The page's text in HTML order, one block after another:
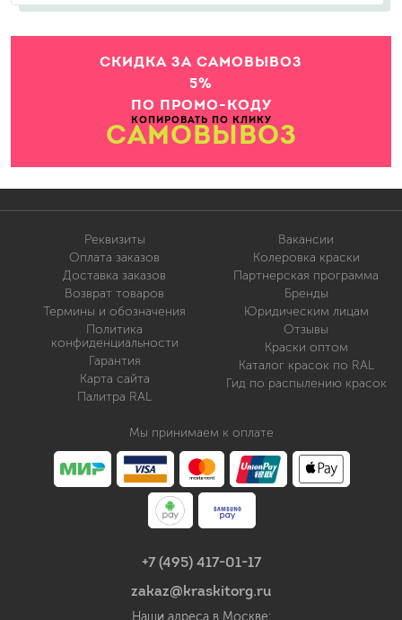
СКИДКА ЗА САМОВЫВОЗ
5%
ПО ПРОМО-КОДУ
КОПИРОВАТЬ ПО КЛИКУ
САМОВЫВОЗ
Реквизиты
Оплата заказов
Доставка заказов
Возврат товаров
Термины и обозначения
Политика
конфиденциальности
Гарантия
Карта сайта
Палитра RAL
Вакансии
Колеровка краски
Партнерская программа
Бренды
Юридическим лицам
Отзывы
Краски оптом
Каталог красок по RAL
Гид по распылению красок
Мы принимаем к оплате
+7 (495) 417-01-17
zakaz@kraskitorg.ru
Наши адреса в Москве: